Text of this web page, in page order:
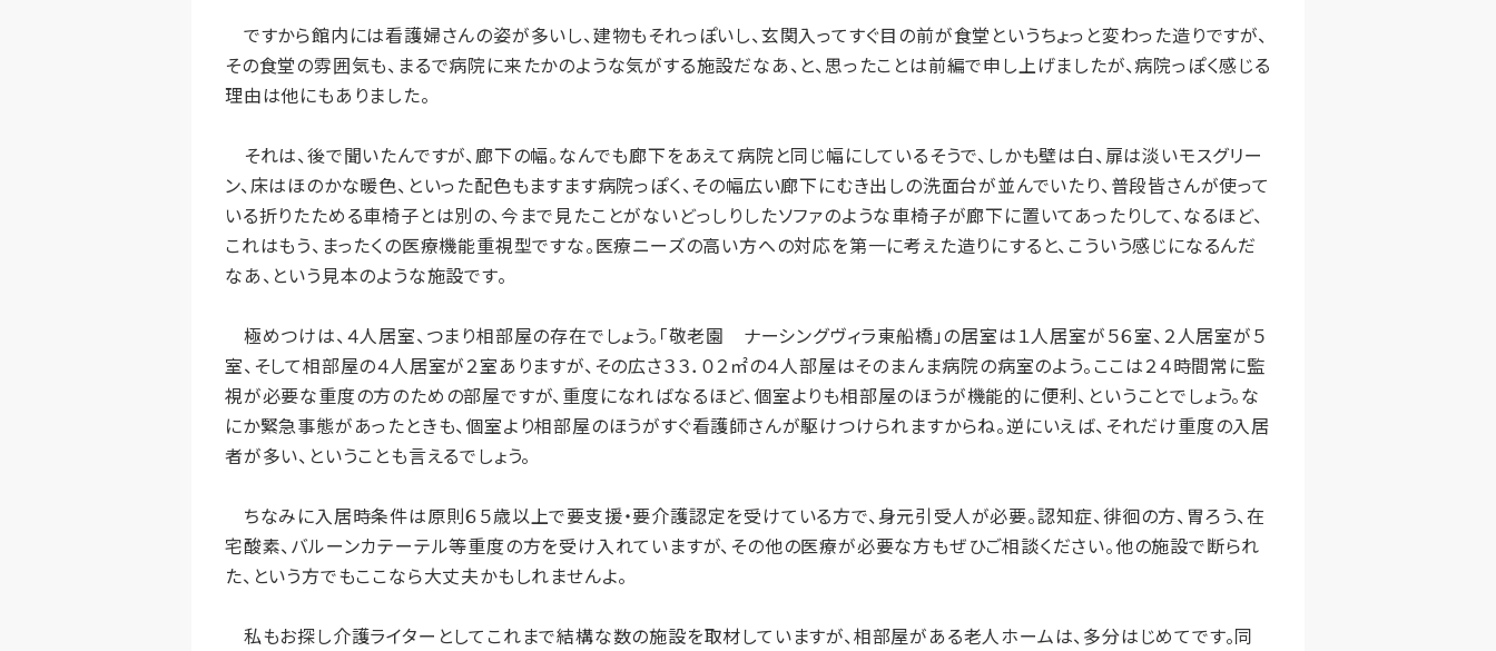
ですから館内には看護婦さんの姿が多いし、建物もそれっぽいし、玄関入ってすぐ目の前が食堂というちょっと変わった造りですが、
その食堂の雰囲気も、まるで病院に来たかのような気がする施設だなあ、と、思ったことは前編で申し上げましたが、病院っぽく感じる
理由は他にもありました。
それは、後で聞いたんですが、廊下の幅。なんでも廊下をあえて病院と同じ幅にしているそうで、しかも壁は白、扉は淡いモスグリー
ン、床はほのかな暖色、といった配色もますます病院っぽく、その幅広い廊下にむき出しの洗面台が並んでいたり、普段皆さんが使って
いる折りたためる車椅子とは別の、今まで見たことがないどっしりしたソファのような車椅子が廊下に置いてあったりして、なるほど、
これはもう、まったくの医療機能重視型ですな。医療ニーズの高い方への対応を第一に考えた造りにすると、こういう感じになるんだ
なあ、という見本のような施設です。
極めつけは、４人居室、つまり相部屋の存在でしょう。「敬老園 ナーシングヴィラ東船橋」の居室は１人居室が５６室、２人居室が５
室、そして相部屋の４人居室が２室ありますが、その広さ３３．０２㎡の４人部屋はそのまんま病院の病室のよう。ここは２４時間常に監
視が必要な重度の方のための部屋ですが、重度になればなるほど、個室よりも相部屋のほうが機能的に便利、ということでしょう。な
にか緊急事態があったときも、個室より相部屋のほうがすぐ看護師さんが駆けつけられますからね。逆にいえば、それだけ重度の入居
者が多い、ということも言えるでしょう。
ちなみに入居時条件は原則６５歳以上で要支援・要介護認定を受けている方で、身元引受人が必要。認知症、徘徊の方、胃ろう、在
宅酸素、バルーンカテーテル等重度の方を受け入れていますが、その他の医療が必要な方もぜひご相談ください。他の施設で断られ
た、という方でもここなら大丈夫かもしれませんよ。
私もお探し介護ライターとしてこれまで結構な数の施設を取材していますが、相部屋がある老人ホームは、多分はじめてです。同